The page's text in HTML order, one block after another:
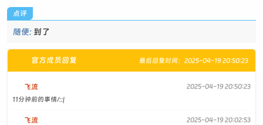
点评
随便: 到了
最后回复时间：2025-04-19 20:50:23
官方成员回复
飞流
2025-04-19 20:50:23
11分钟前的事情/::|
飞流
2025-04-19 20:02:53